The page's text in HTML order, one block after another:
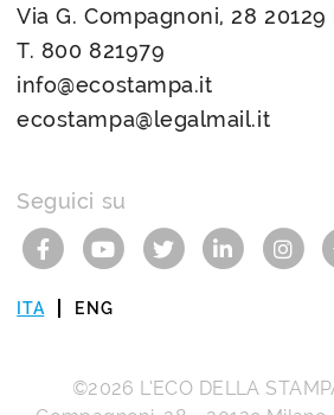
Via G. Compagnoni, 28 20129
T. 800 821979
info@ecostampa.it
ecostampa@legalmail.it
Seguici su
ITA ENG
©2026 L’ECO DELLA